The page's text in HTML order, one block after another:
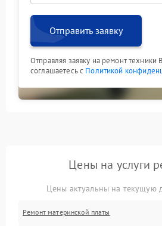
Отправить заявку
Отправляя заявку на ремонт техники
соглашаетесь с Политикой
Цены на услуги
Цены актуальны на текущую
Ремонт материнской платы